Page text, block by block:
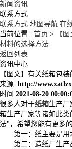
新闻资讯
联系方式
联系方式 地图导航 在
当前位置 : 首页 >
【
材料的选择方法
返回列表
资讯中心
【图文】有关纸箱包
来源 :http://
时间:2021-08-20
很多人对于纸箱生产厂
箱生产厂家等诸如此
法"，希望您能有更多
第一：纸主要是用
第二：造纸厂生产